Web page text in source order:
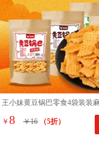
王小妹黄豆锅巴零食4袋装装
式怀旧小吃休闲食品310g
￥ 8 ￥16 （5折）